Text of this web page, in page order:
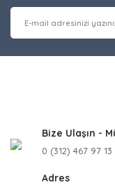
Bize Ulaşın -
0 (312) 467 97
Adres